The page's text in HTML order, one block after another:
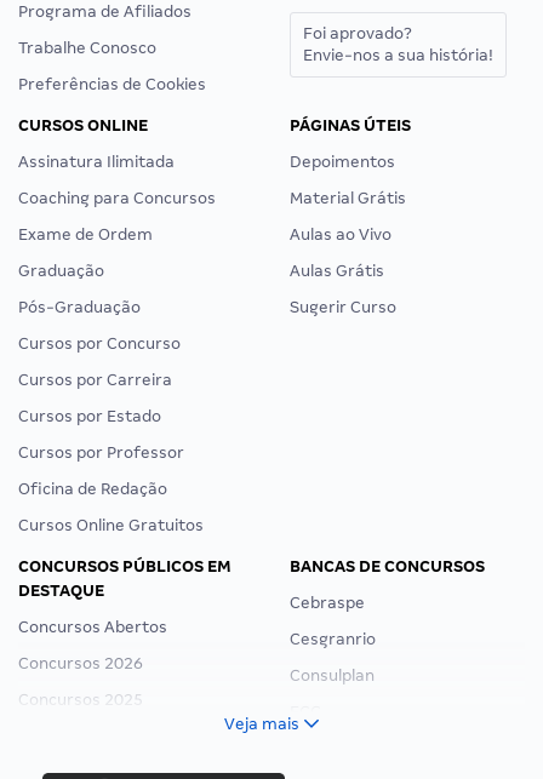
Programa de Afiliados
Trabalhe Conosco
Preferências de Cookies
Foi aprovado?
Envie-nos a sua história!
CURSOS ONLINE
Assinatura Ilimitada
Coaching para Concursos
Exame de Ordem
Graduação
Pós-Graduação
Cursos por Concurso
Cursos por Carreira
Cursos por Estado
Cursos por Professor
Oficina de Redação
Cursos Online Gratuitos
PÁGINAS ÚTEIS
Depoimentos
Material Grátis
Aulas ao Vivo
Aulas Grátis
Sugerir Curso
CONCURSOS PÚBLICOS EM
DESTAQUE
Concursos Abertos
Concursos 2026
Concursos 2025
Concurso Ibama
BANCAS DE CONCURSOS
Cebraspe
Cesgranrio
Consulplan
Veja mais